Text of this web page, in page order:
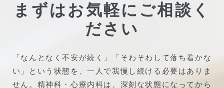
まずはお気軽にご相談く
ださい
「なんとなく不安が続く」「そわそわして落ち着かな
い」という状態を、一人で我慢し続ける必要はありま
せん。精神科・心療内科は、深刻な状態になってから